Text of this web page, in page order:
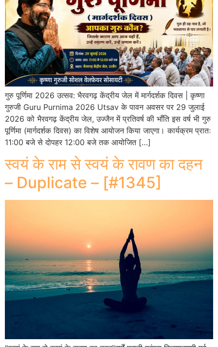
गुरु पूर्णिमा 2026 उत्सव: भैरवगढ़ केंद्रीय जेल में मार्गदर्शक दिवस | कृष्णा
गुरुजी Guru Purnima 2026 Utsav के पावन अवसर पर 29 जुलाई
2026 को भैरवगढ़ केंद्रीय जेल, उज्जैन में प्रतिवर्ष की भाँति इस वर्ष भी गुरु
पूर्णिमा (मार्गदर्शक दिवस) का विशेष आयोजन किया जाएगा। कार्यक्रम प्रातः
11:00 बजे से दोपहर 12:00 बजे तक आयोजित […]
स्वयं के राम से स्वयं के रावण का दहन
– Duplicate – [#1345]